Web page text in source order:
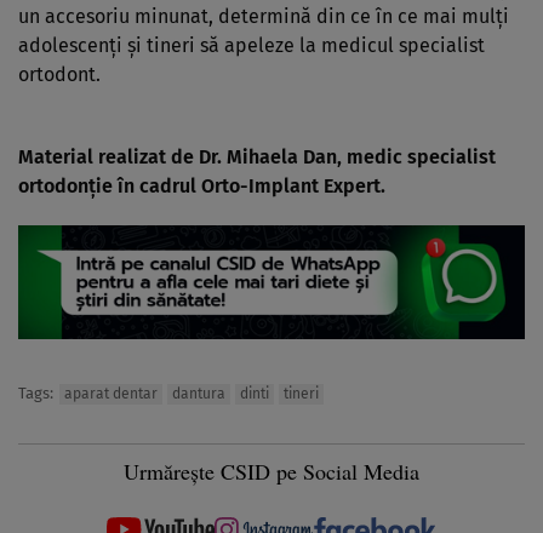
un accesoriu minunat, determină din ce în ce mai mulţi
adolescenţi şi tineri să apeleze la medicul specialist
ortodont.
Material realizat de Dr. Mihaela Dan, medic specialist
ortodonţie în cadrul Orto-Implant Expert.
Tags: aparat dentar dantura dinti tineri
Urmărește CSID pe Social Media